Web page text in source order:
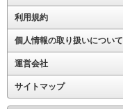
利用規約
個人情報の取り扱いについて
運営会社
サイトマップ